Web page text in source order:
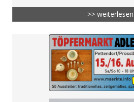
>> weiterlesen